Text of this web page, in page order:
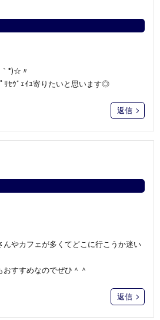
｀*)☆〃
ﾘｾｳﾞｪｲﾕ寄りたいと思います◎
返信
んやカフェが多くてどこに行こうか迷い
すすめなのでぜひ＾＾
返信